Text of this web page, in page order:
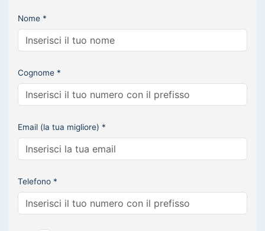
Nome *
Cognome *
Email (la tua migliore) *
Telefono *